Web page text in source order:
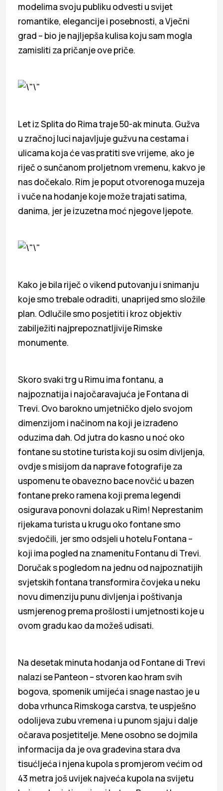
modelima svoju publiku odvesti u svijet
romantike, elegancije i posebnosti, a Vječni
grad – bio je najljepša kulisa koju sam mogla
zamisliti za pričanje ove priče.
Let iz Splita do Rima traje 50-ak minuta. Gužva
u zračnoj luci najavljuje gužvu na cestama i
ulicama koja će vas pratiti sve vrijeme, ako je
riječ o sunčanom proljetnom vremenu, kakvo je
nas dočekalo. Rim je poput otvorenoga muzeja
i vuče na hodanje koje može trajati satima,
danima, jer je izuzetna moć njegove ljepote.
Kako je bila riječ o vikend putovanju i snimanju
koje smo trebale odraditi, unaprijed smo složile
plan. Odlučile smo posjetiti i kroz objektiv
zabilježiti najprepoznatljivije Rimske
monumente.
Skoro svaki trg u Rimu ima fontanu, a
najpoznatija i najočaravajuća je Fontana di
Trevi. Ovo barokno umjetničko djelo svojom
dimenzijom i načinom na koji je izrađeno
oduzima dah. Od jutra do kasno u noć oko
fontane su stotine turista koji su osim divljenja,
ovdje s misijom da naprave fotografije za
uspomenu te obavezno bace novčić u bazen
fontane preko ramena koji prema legendi
osigurava ponovni dolazak u Rim! Neprestanim
rijekama turista u krugu oko fontane smo
svjedočili, jer smo odsjeli u hotelu Fontana –
koji ima pogled na znamenitu Fontanu di Trevi.
Doručak s pogledom na jednu od najpoznatijih
svjetskih fontana transformira čovjeka u neku
novu dimenziju punu divljenja i poštivanja
usmjerenog prema prošlosti i umjetnosti koje u
ovom gradu kao da možeš udisati.
Na desetak minuta hodanja od Fontane di Trevi
nalazi se Panteon – stvoren kao hram svih
bogova, spomenik umijeća i snage nastao je u
doba vrhunca Rimskoga carstva, te uspješno
odolijeva zubu vremena i u punom sjaju i dalje
očarava posjetitelje. Mene osobno se dojmila
informacija da je ova građevina stara dva
tisućljeća i njena kupola s promjerom većim od
43 metra još uvijek najveća kupola na svijetu